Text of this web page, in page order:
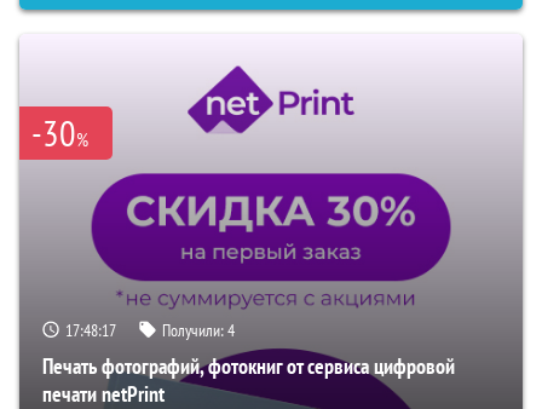
-30%
17:48:16 Получили:4
Печать фотографий, фотокниг от сервиса цифровой
печати netPrint